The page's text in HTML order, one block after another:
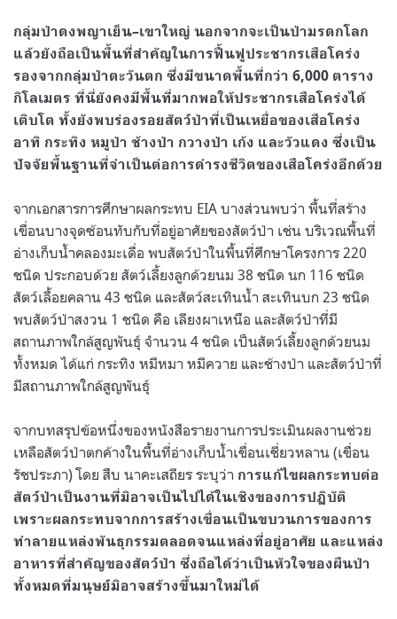
กลุ่มป่าดงพญาเย็น–เขาใหญ่ นอกจากจะเป็นป่ามรดกโลก
แล้วยังถือเป็นพื้นที่สำคัญในการฟื้นฟูประชากรเสือโคร่ง
รองจากกลุ่มป่าตะวันตก ซึ่งมีขนาดพื้นที่กว่า 6,000 ตาราง
กิโลเมตร ที่นี่ยังคงมีพื้นที่มากพอให้ประชากรเสือโคร่งได้
เติบโต ทั้งยังพบร่องรอยสัตว์ป่าที่เป็นเหยื่อของเสือโคร่ง
อาทิ กระทิง หมูป่า ช้างป่า กวางป่า เก้ง และวัวแดง ซึ่งเป็น
ปัจจัยพื้นฐานที่จำเป็นต่อการดำรงชีวิตของเสือโคร่งอีกด้วย
จากเอกสารการศึกษาผลกระทบ EIA บางส่วนพบว่า พื้นที่สร้าง
เขื่อนบางจุดซ้อนทับกับที่อยู่อาศัยของสัตว์ป่า เช่น บริเวณพื้นที่
อ่างเก็บน้ำคลองมะเดื่อ พบสัตว์ป่าในพื้นที่ศึกษาโครงการ 220
ชนิด ประกอบด้วย สัตว์เลี้ยงลูกด้วยนม 38 ชนิด นก 116 ชนิด
สัตว์เลื้อยคลาน 43 ชนิด และสัตว์สะเทินน้ำ สะเทินบก 23 ชนิด
พบสัตว์ป่าสงวน 1 ชนิด คือ เลียงผาเหนือ และสัตว์ป่าที่มี
สถานภาพใกล้สูญพันธุ์ จำนวน 4 ชนิด เป็นสัตว์เลี้ยงลูกด้วยนม
ทั้งหมด ได้แก่ กระทิง หมีหมา หมีควาย และช้างป่า และสัตว์ป่าที่
มีสถานภาพใกล้สูญพันธุ์
จากบทสรุปข้อหนึ่งของหนังสือรายงานการประเมินผลงานช่วย
เหลือสัตว์ป่าตกค้างในพื้นที่อ่างเก็บน้ำเขื่อนเชี่ยวหลาน (เขื่อน
รัชประภา)โดย สืบ นาคะเสถียร ระบุว่า การแก้ไขผลกระทบต่อ
สัตว์ป่าเป็นงานที่มิอาจเป็นไปได้ในเชิงของการปฏิบัติ
เพราะผลกระทบจากการสร้างเขื่อนเป็นขบวนการของการ
ทำลายแหล่งพันธุกรรมตลอดจนแหล่งที่อยู่อาศัย และแหล่ง
อาหารที่สำคัญของสัตว์ป่า ซึ่งถือได้ว่าเป็นหัวใจของผืนป่า
ทั้งหมดที่มนุษย์มิอาจสร้างขึ้นมาใหม่ได้